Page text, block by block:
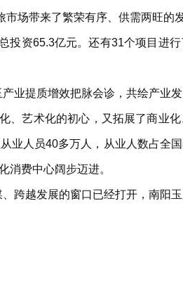
场带来了繁荣有序、供需两旺的
资65.3亿元。还有31个项目进
业提质增效把脉会诊，共绘产业发
、艺术化的初心，又拓展了商业化
业人员40多万人，从业人数占全
消费中心阔步迈进。
跨越发展的窗口已经打开，南阳